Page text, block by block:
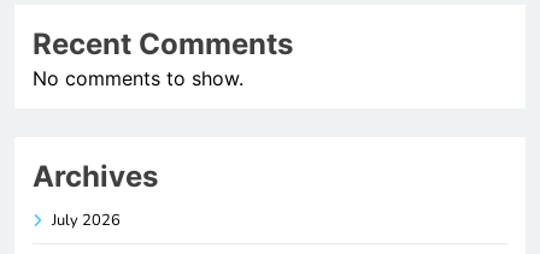
Recent Comments
No comments to show.
Archives
July 2026